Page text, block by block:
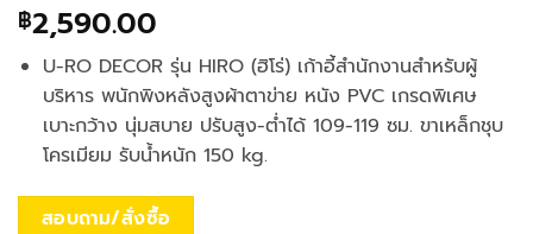
฿2,590.00
U-RO DECOR รุ่น HIRO (ฮิโร่) เก้าอี้สำนักงานสำหรับผู้
บริหาร พนักพิงหลังสูงผ้าตาข่าย หนัง PVC เกรดพิเศษ
เบาะกว้าง นุ่มสบาย ปรับสูง-ต่ำได้ 109-119 ซม. ขาเหล็กชุบ
โครเมียม รับน้ำหนัก 150 kg.
สอบถาม/สั่งซื้อ